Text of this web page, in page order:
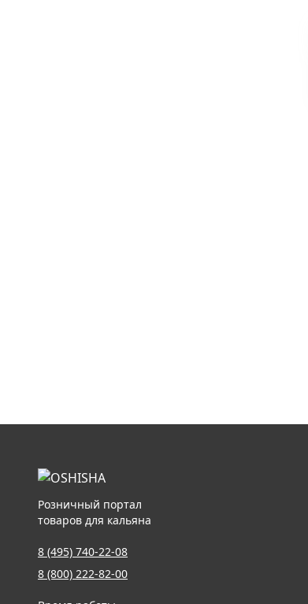
Розничный портал
товаров для кальяна
8 (495) 740-22-08
8 (800) 222-82-00